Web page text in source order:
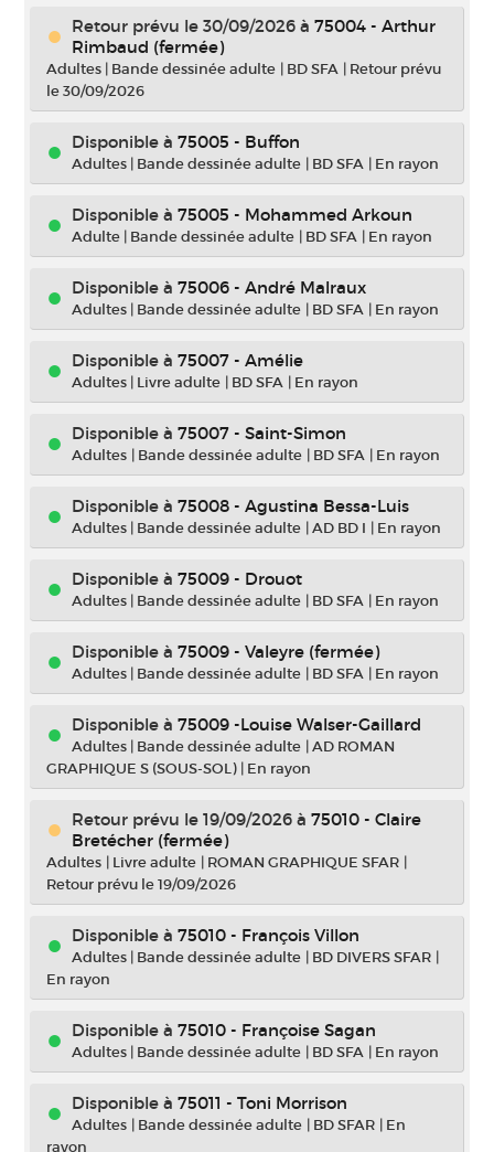
Retour prévu le 30/09/2026 à 75004 - Arthur
Rimbaud (fermée)
Adultes | Bande dessinée adulte | BD SFA | Retour prévu
le 30/09/2026
Disponible à 75005 - Buffon
Adultes | Bande dessinée adulte | BD SFA | En rayon
Disponible à 75005 - Mohammed Arkoun
Adulte | Bande dessinée adulte | BD SFA | En rayon
Disponible à 75006 - André Malraux
Adultes | Bande dessinée adulte | BD SFA | En rayon
Disponible à 75007 - Amélie
Adultes | Livre adulte | BD SFA | En rayon
Disponible à 75007 - Saint-Simon
Adultes | Bande dessinée adulte | BD SFA | En rayon
Disponible à 75008 - Agustina Bessa-Luis
Adultes | Bande dessinée adulte |AD BD I | En rayon
Disponible à 75009 - Drouot
Adultes | Bande dessinée adulte | BD SFA | En rayon
Disponible à 75009 - Valeyre (fermée)
Adultes | Bande dessinée adulte | BD SFA | En rayon
Disponible à 75009 -Louise Walser-Gaillard
Adultes | Bande dessinée adulte |AD ROMAN
GRAPHIQUE S (SOUS-SOL) | En rayon
Retour prévu le 19/09/2026 à 75010 - Claire
Bretécher (fermée)
Adultes | Livre adulte | ROMAN GRAPHIQUE SFAR |
Retour prévu le 19/09/2026
Disponible à 75010 - François Villon
Adultes | Bande dessinée adulte | BD DIVERS SFAR |
En rayon
Disponible à 75010 - Françoise Sagan
Adultes | Bande dessinée adulte | BD SFA | En rayon
Disponible à 75011 - Toni Morrison
Adultes | Bande dessinée adulte | BD SFAR | En
rayon